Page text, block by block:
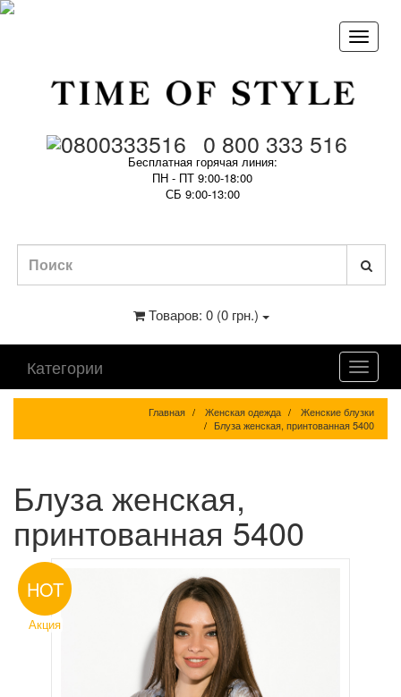
0 800 333 516
Бесплатная горячая линия:
ПН - ПТ 9:00-18:00
СБ 9:00-13:00
Товаров: 0 (0 грн.)
Категории
Главная Женская одежда
Женские блузки
Блуза женская, принтованная 5400
Блуза женская,
принтованная 5400
HOT
Акция